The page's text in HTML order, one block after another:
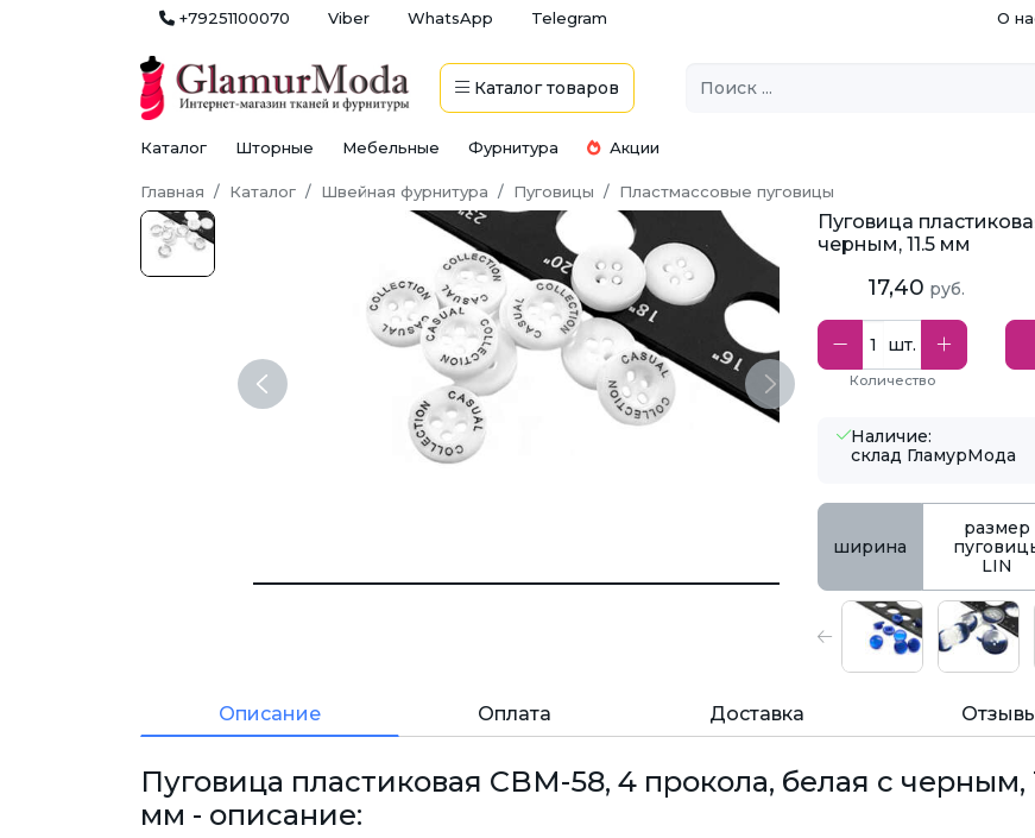
+79251100070 Viber WhatsApp Telegram О
Каталог товаров
Каталог Шторные Мебельные Фурнитура Акции
Главная Каталог Швейная фурнитура Пуговицы Пластмассовые пуговицы
Previous Next
Пуговица
черным, 11.5 мм
17,40 руб.
шт.
Количество
Наличие:
склад ГламурМода
ширина
размер
LIN
Описание Оплата Доставка
Пуговица пластиковая CBM-58, 4 прокола, белая с черным,
мм - описание: